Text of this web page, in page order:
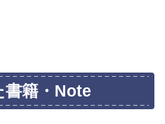
書籍・Note